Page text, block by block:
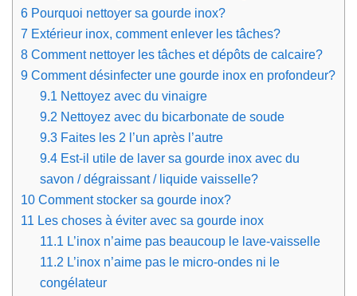
6 Pourquoi nettoyer sa gourde inox?
7 Extérieur inox, comment enlever les tâches?
8 Comment nettoyer les tâches et dépôts de calcaire?
9 Comment désinfecter une gourde inox en profondeur?
9.1Nettoyez avec du vinaigre
9.2 Nettoyez avec du bicarbonate de soude
9.3Faites les 2 l’un après l’autre
9.4Est-il utile de laver sa gourde inox avec du
savon / dégraissant / liquide vaisselle?
10 Comment stocker sa gourde inox?
11 Les choses à éviter avec sa gourde inox
11.1L’inox n’aime pas beaucoup le lave-vaisselle
11.2 L’inox n’aime pas le micro-ondes ni le
congélateur